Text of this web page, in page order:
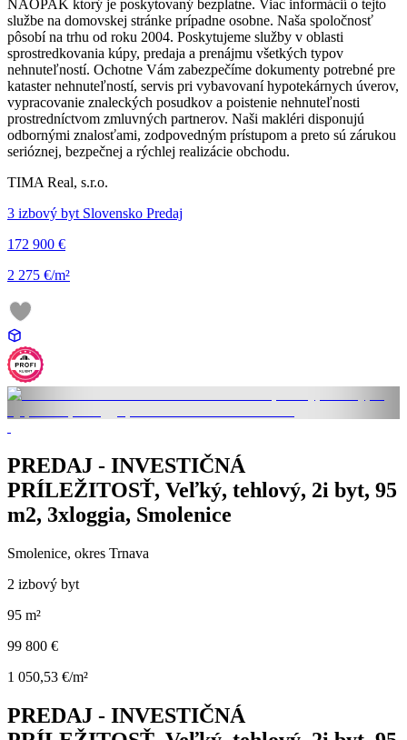
NAOPAK ktorý je poskytovaný bezplatne. Viac informácií o tejto
službe na domovskej stránke prípadne osobne. Naša spoločnosť
pôsobí na trhu od roku 2004. Poskytujeme služby v oblasti
sprostredkovania kúpy, predaja a prenájmu všetkých typov
nehnuteľností. Ochotne Vám zabezpečíme dokumenty potrebné pre
kataster nehnuteľností, servis pri vybavovaní hypotekárnych úverov,
vypracovanie znaleckých posudkov a poistenie nehnuteľnosti
prostredníctvom zmluvných partnerov. Naši makléri disponujú
odbornými znalosťami, zodpovedným prístupom a preto sú zárukou
serióznej, bezpečnej a rýchlej realizácie obchodu.
TIMA Real, s.r.o.
3 izbový byt Slovensko Predaj
172 900 €
2 275 €/m²
PREDAJ - INVESTIČNÁ
PRÍLEŽITOSŤ, Veľký, tehlový, 2i byt, 95
m2, 3xloggia, Smolenice
Smolenice, okres Trnava
2 izbový byt
95 m²
99 800 €
1 050,53 €/m²
PREDAJ - INVESTIČNÁ